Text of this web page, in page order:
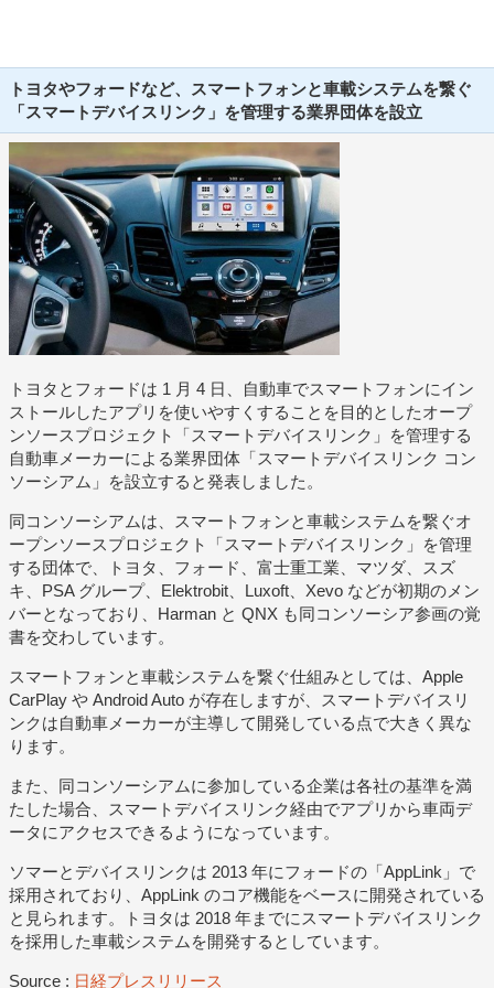
トヨタやフォードなど、スマートフォンと車載システムを繋ぐ
「スマートデバイスリンク」を管理する業界団体を設立
トヨタとフォードは 1 月 4 日、自動車でスマートフォンにイン
ストールしたアプリを使いやすくすることを目的としたオープ
ンソースプロジェクト「スマートデバイスリンク」を管理する
自動車メーカーによる業界団体「スマートデバイスリンク コン
ソーシアム」を設立すると発表しました。
同コンソーシアムは、スマートフォンと車載システムを繋ぐオ
ープンソースプロジェクト「スマートデバイスリンク」を管理
する団体で、トヨタ、フォード、富士重工業、マツダ、スズ
キ、PSA グループ、Elektrobit、Luxoft、Xevo などが初期のメン
バーとなっており、Harman と QNX も同コンソーシア参画の覚
書を交わしています。
スマートフォンと車載システムを繋ぐ仕組みとしては、Apple
CarPlay や Android Auto が存在しますが、スマートデバイスリ
ンクは自動車メーカーが主導して開発している点で大きく異な
ります。
また、同コンソーシアムに参加している企業は各社の基準を満
たした場合、スマートデバイスリンク経由でアプリから車両デ
ータにアクセスできるようになっています。
ソマーとデバイスリンクは 2013 年にフォードの「AppLink」で
採用されており、AppLink のコア機能をベースに開発されている
と見られます。トヨタは 2018 年までにスマートデバイスリンク
を採用した車載システムを開発するとしています。
Source : 日経プレスリリース